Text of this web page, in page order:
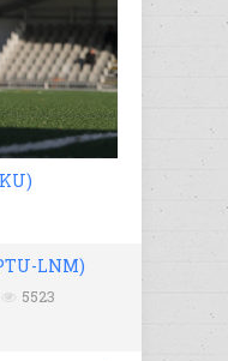
LNM)
5523